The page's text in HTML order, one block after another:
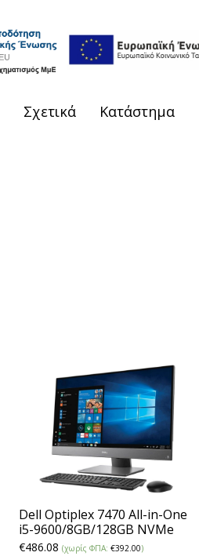
Σχετικά Κατάστημα
Dell Optiplex 7470 All-in-One
i5-9600/8GB/128GB NVMe
€486.08 (χωρίς ΦΠΑ:€392.00)